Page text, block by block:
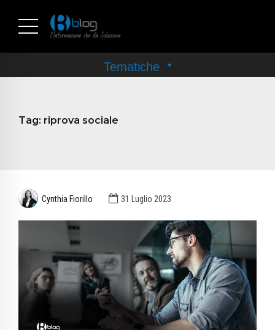
Tag: riprova sociale
Cynthia Fiorillo 31 Luglio 2023